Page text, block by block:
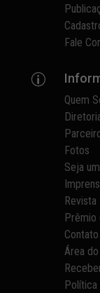
Fale
p
Quem
Fotos
Seja
Revista
Prêmio
Contato
Área